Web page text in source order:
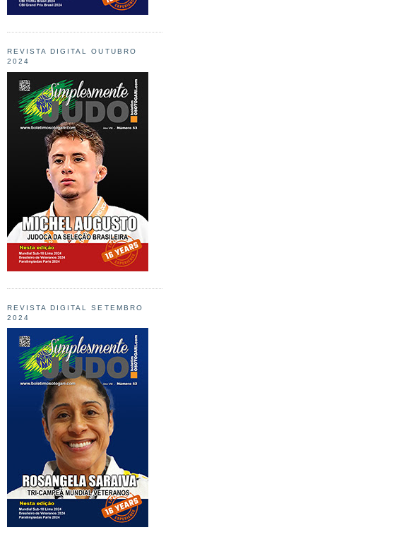
REVISTA DIGITAL OUTUBRO
2024
REVISTA DIGITAL SETEMBRO
2024